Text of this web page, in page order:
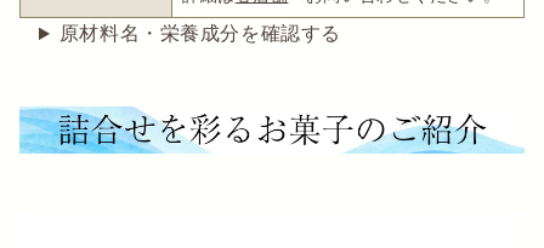
原材料名・栄養成分を確認する